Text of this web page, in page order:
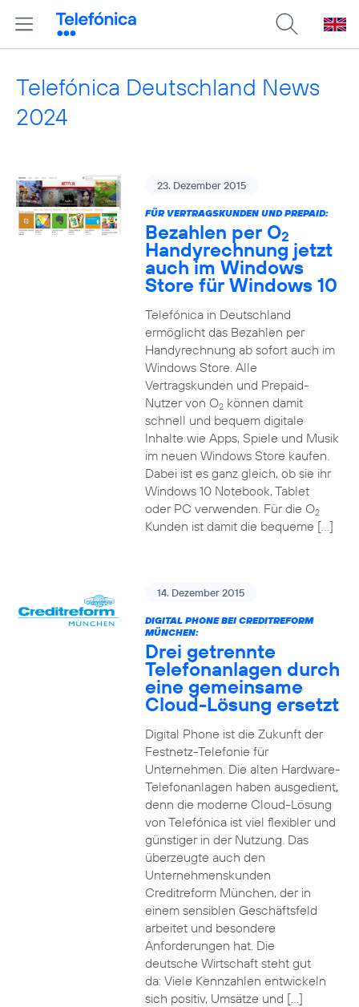
Telefónica Deutschland News
2024
23. Dezember 2015
FÜR VERTRAGSKUNDEN UND PREPAID:
Bezahlen per O2
Handyrechnung jetzt
auch im Windows
Store für Windows 10
Telefónica in Deutschland
ermöglicht das Bezahlen per
Handyrechnung ab sofort auch im
Windows Store. Alle
Vertragskunden und Prepaid-
Nutzer von O2können damit
schnell und bequem digitale
Inhalte wie Apps, Spiele und Musik
im neuen Windows Store kaufen.
Dabei ist es ganz gleich, ob sie ihr
Windows 10 Notebook, Tablet
oder PC verwenden. Für die O2
Kunden ist damit die bequeme […]
14. Dezember 2015
DIGITAL PHONE BEI CREDITREFORM
MÜNCHEN:
Drei getrennte
Telefonanlagen durch
eine gemeinsame
Cloud-Lösung ersetzt
Digital Phone ist die Zukunft der
Festnetz-Telefonie für
Unternehmen. Die alten Hardware-
Telefonanlagen haben ausgedient,
denn die moderne Cloud-Lösung
von Telefónica ist viel flexibler und
günstiger in der Nutzung. Das
überzeugte auch den
Unternehmenskunden
Creditreform München, der in
einem sensiblen Geschäftsfeld
arbeitet und besondere
Anforderungen hat. Die
deutsche Wirtschaft steht gut
da: Viele Kennzahlen entwickeln
sich positiv, Umsätze und […]